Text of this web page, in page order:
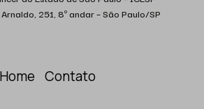
251, 8º andar – São Paulo/SP
Home Contato